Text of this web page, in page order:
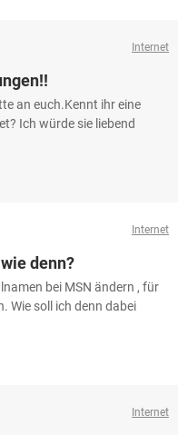
Internet
an euch.Kennt ihr eine
Ich würde sie liebend
Internet
denn?
bei MSN ändern , für
Wie soll ich denn dabei
Internet